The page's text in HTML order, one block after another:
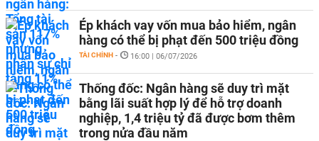
Ép khách vay vốn mua bảo hiểm, ngân
hàng có thể bị phạt đến 500 triệu đồng
TÀI CHÍNH - 16:00 | 06/07/2026
Thống đốc: Ngân hàng sẽ duy trì mặt
bằng lãi suất hợp lý để hỗ trợ doanh
nghiệp, 1,4 triệu tỷ đã được bơm thêm
trong nửa đầu năm